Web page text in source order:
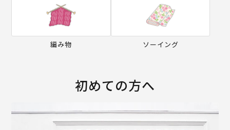
編み物 ソーイング
初めての方へ